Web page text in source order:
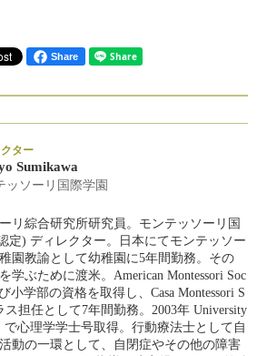
Share
ター
Sumikawa
ッソーリ国際学園
リ綜合研究所研究員。モンテッソーリ国
定) ディレクター。日本にてモンテッソー
園教諭として幼稚園に5年間勤務。その
学ぶために渡米。American Montessori Soc
小学部の資格を取得し、Casa Montessori S
ス担任として7年間勤務。2003年 University
で心理学学士号取得。行動療法士として自
動の一環として、自閉症やその他の障害